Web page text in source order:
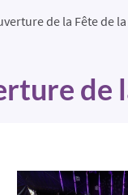
de la Fête de
de